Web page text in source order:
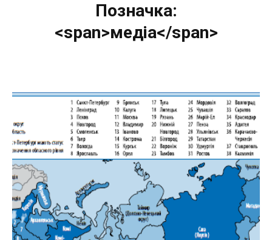
Позначка:
<span>медіа</span>